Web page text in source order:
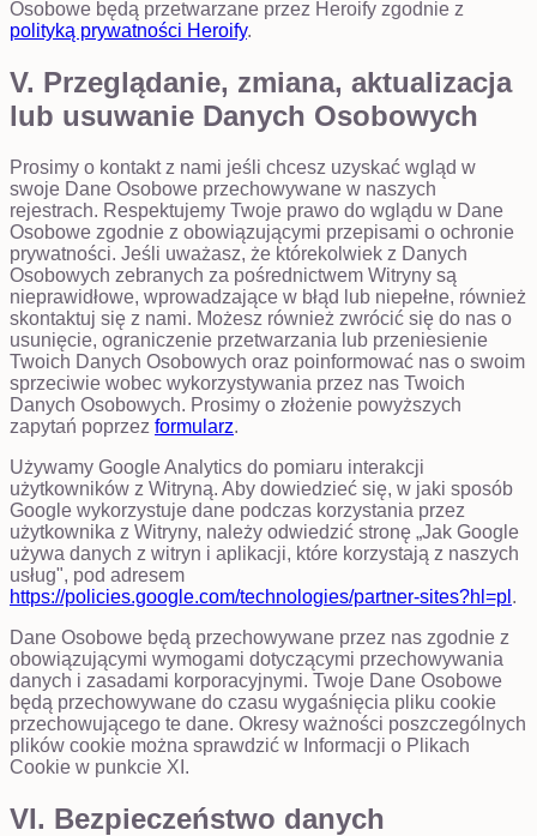
Osobowe będą przetwarzane przez Heroify zgodnie z
polityką prywatności Heroify.
V. Przeglądanie, zmiana, aktualizacja
lub usuwanie Danych Osobowych
Prosimy o kontakt z nami jeśli chcesz uzyskać wgląd w
swoje Dane Osobowe przechowywane w naszych
rejestrach. Respektujemy Twoje prawo do wglądu w Dane
Osobowe zgodnie z obowiązującymi przepisami o ochronie
prywatności. Jeśli uważasz, że którekolwiek z Danych
Osobowych zebranych za pośrednictwem Witryny są
nieprawidłowe, wprowadzające w błąd lub niepełne, również
skontaktuj się z nami. Możesz również zwrócić się do nas o
usunięcie, ograniczenie przetwarzania lub przeniesienie
Twoich Danych Osobowych oraz poinformować nas o swoim
sprzeciwie wobec wykorzystywania przez nas Twoich
Danych Osobowych. Prosimy o złożenie powyższych
zapytań poprzez formularz.
Używamy Google Analytics do pomiaru interakcji
użytkowników z Witryną. Aby dowiedzieć się, w jaki sposób
Google wykorzystuje dane podczas korzystania przez
użytkownika z Witryny, należy odwiedzić stronę „Jak Google
używa danych z witryn i aplikacji, które korzystają z naszych
usług", pod adresem
https://policies.google.com/technologies/partner-sites?hl=pl .
Dane Osobowe będą przechowywane przez nas zgodnie z
obowiązującymi wymogami dotyczącymi przechowywania
danych i zasadami korporacyjnymi. Twoje Dane Osobowe
będą przechowywane do czasu wygaśnięcia pliku cookie
przechowującego te dane. Okresy ważności poszczególnych
plików cookie można sprawdzić w Informacji o Plikach
Cookie w punkcie XI.
VI. Bezpieczeństwo danych